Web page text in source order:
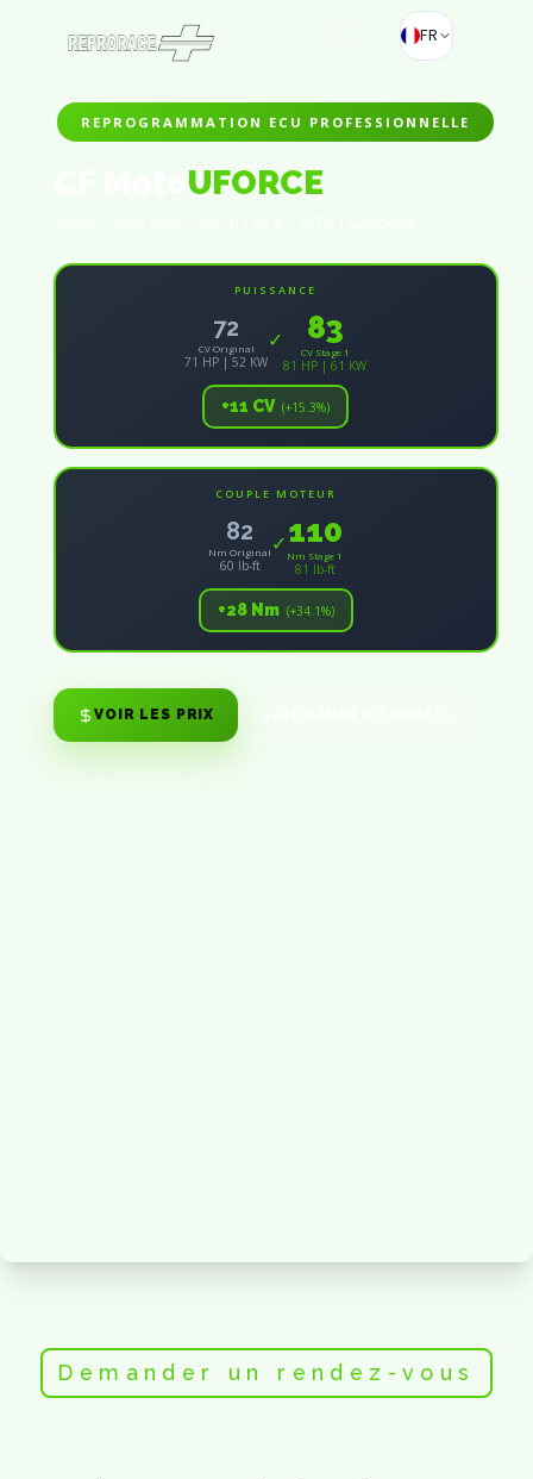
FR
REPROGRAMMATION ECU PROFESSIONNELLE
UFORCE
PUISSANCE
72
CV Original
71 HP | 52 KW
✓ 83
CV Stage 1
81 HP | 61 KW
+11 CV (+15.3%)
COUPLE MOTEUR
82
Nm Original
60 lb-ft
✓ 110
Nm Stage 1
81 lb-ft
+28 Nm (+34.1%)
VOIR LES PRIX
Demander un rendez-vous